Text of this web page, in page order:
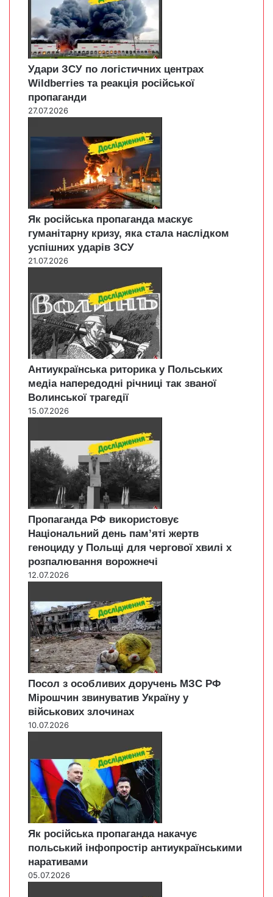
Удари ЗСУ по логістичних центрах
Wildberries та реакція російської
пропаганди
27.07.2026
Як російська пропаганда маскує
гуманітарну кризу, яка стала наслідком
успішних ударів ЗСУ
21.07.2026
Антиукраїнська риторика у Польських
медіа напередодні річниці так званої
Волинської трагедії
15.07.2026
Пропаганда РФ використовує
Національний день пам’яті жертв
геноциду у Польщі для чергової хвилі х
розпалювання ворожнечі
12.07.2026
Посол з особливих доручень МЗС РФ
Мірошчин звинуватив Україну у
військових злочинах
10.07.2026
Як російська пропаганда накачує
польський інфопростір антиукраїнськими
наративами
05.07.2026